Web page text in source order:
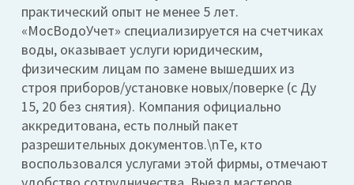
практический опыт не менее 5 лет.
«МосВодоУчет» специализируется на счетчиках
воды, оказывает услуги юридическим,
физическим лицам по замене вышедших из
строя приборов/установке новых/поверке (с Ду
15, 20 без снятия). Компания официально
аккредитована, есть полный пакет
разрешительных документов.\nТе, кто
воспользовался услугами этой фирмы, отмечают